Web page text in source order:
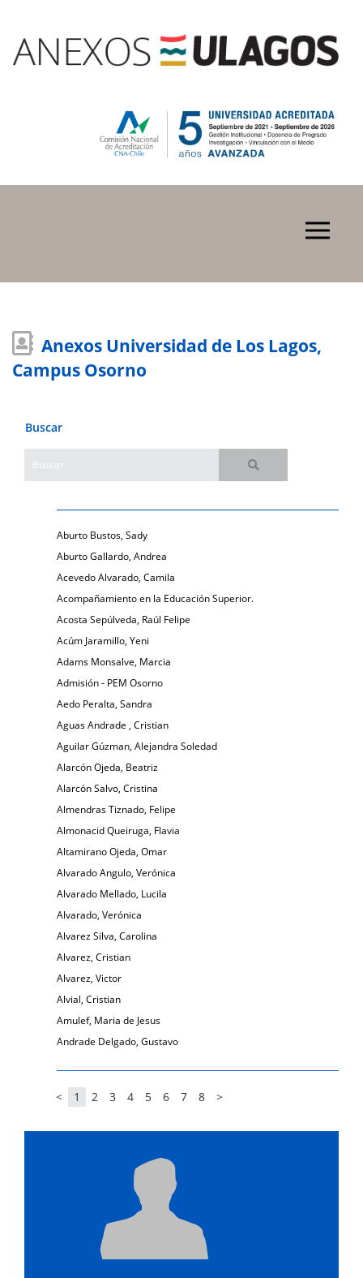
Anexos Universidad de Los Lagos,
Campus Osorno
Buscar
Aburto Bustos, Sady
Aburto Gallardo, Andrea
Acevedo Alvarado, Camila
Acompañamiento en la Educación Superior.
Acosta Sepúlveda, Raúl Felipe
Acúm Jaramillo, Yeni
Adams Monsalve, Marcia
Admisión - PEM Osorno
Aedo Peralta, Sandra
Aguas Andrade , Cristian
Aguilar Gúzman, Alejandra Soledad
Alarcón Ojeda, Beatriz
Alarcón Salvo, Cristina
Almendras Tiznado, Felipe
Almonacid Queiruga, Flavia
Altamirano Ojeda, Omar
Alvarado Angulo, Verónica
Alvarado Mellado, Lucila
Alvarado, Verónica
Alvarez Silva, Carolina
Alvarez, Cristian
Alvarez, Victor
Alvial, Cristian
Amulef, Maria de Jesus
Andrade Delgado, Gustavo
< 1 2 3 4 5 6 7 8 >